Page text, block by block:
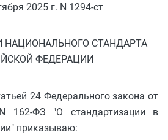
2025 г. N 1294-ст
НАЦИОНАЛЬНОГО СТАНДАРТА
ФЕДЕРАЦИИ
24 Федерального закона от
ФЗ "О стандартизации в
приказываю: